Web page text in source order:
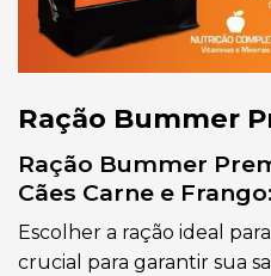
Ração Bummer
Ração Bummer
Cães Carne e
Escolher a ração ideal
crucial para garantir sua